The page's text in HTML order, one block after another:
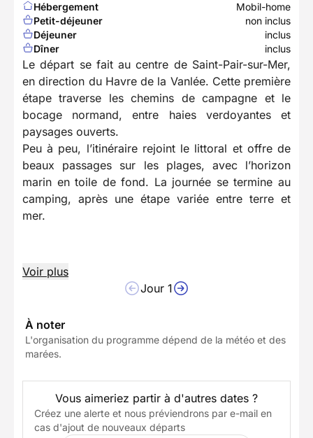
Hébergement
Mobil-home
Petit-déjeuner
non inclus
Déjeuner
inclus
Dîner
inclus
Le départ se fait au centre de Saint-Pair-sur-Mer,
en direction du Havre de la Vanlée. Cette première
étape traverse les chemins de campagne et le
bocage normand, entre haies verdoyantes et
paysages ouverts.
Peu à peu, l’itinéraire rejoint le littoral et offre de
beaux passages sur les plages, avec l’horizon
marin en toile de fond. La journée se termine au
camping, après une étape variée entre terre et
mer.
Voir plus
Jour 1
À noter
L'organisation du programme dépend de la météo et des
marées.
Vous aimeriez partir à d'autres dates ?
Créez une alerte et nous préviendrons par e-mail en
cas d'ajout de nouveaux départs